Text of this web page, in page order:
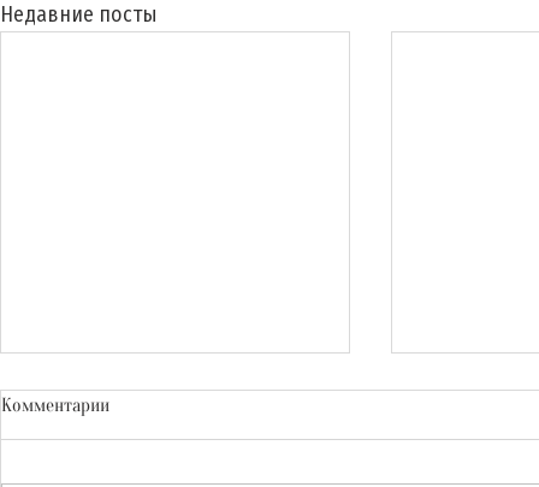
Недавние посты
Комментарии